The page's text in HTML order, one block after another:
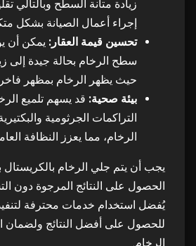
زيادة متانة السطح وبالتالي
إجراء أعمال الصيانة بشكل
تحسين قيمة العقار: يمكن أن
سطح الرخام بحالة جيدة إلى
حيث يظهر الرخام بمظهر
بيئة صحية: قد يسهم تلميع
التراكمات الجرثومية
الرخام، مما يعزز النظافة
يجب أن يتم جلي الرخام بالكريستال
الحصول على النتائج المرجوة دون
يُفضل استخدام خدمات محترفة
للحصول على أفضل النتائج ولضمان
الرخام.